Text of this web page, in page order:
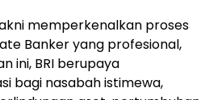
memperkenalkan proses
Banker yang profesional,
ini, BRI berupaya
bagi nasabah istimewa,